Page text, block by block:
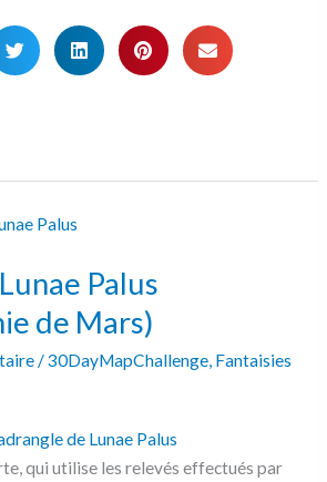
Palus
de Mars)
/30DayMapChallenge, Fantaisies
qui utilise les relevés effectués par